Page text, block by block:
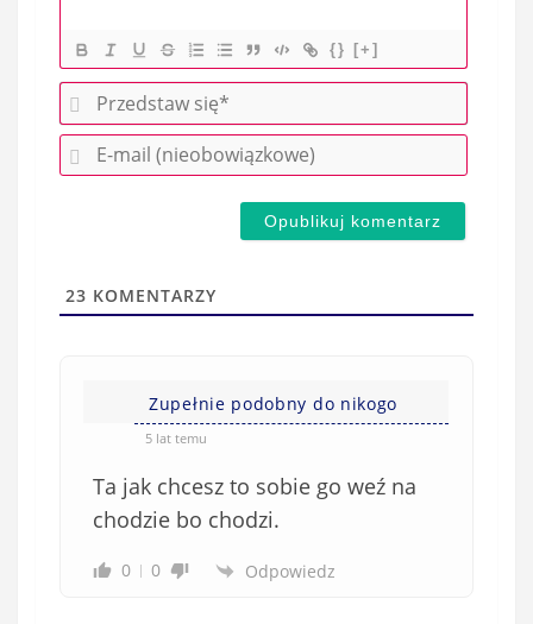
{} [+]
P
r
e
w
E
-
(
23 KOMENTARZY
Zupełnie podobny do nikogo
5 lat temu
Ta jak chcesz to sobie go weź na
chodzie bo chodzi.
0 0 Odpowiedz